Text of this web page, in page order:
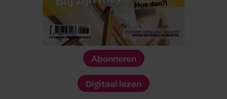
Abonneren
Digitaal lezen